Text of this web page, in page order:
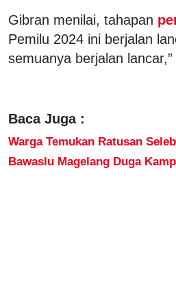
Gibran menilai, tahapan
Pemilu 2024 ini berjalan
semuanya berjalan
Baca Juga :
Warga Temukan Ratusan
Bawaslu Magelang Duga